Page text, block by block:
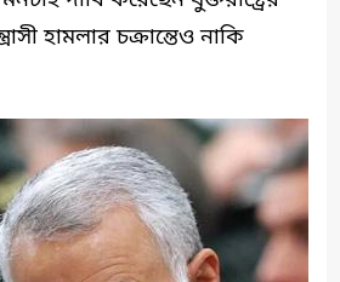
হামলার চক্রান্তেও নাকি